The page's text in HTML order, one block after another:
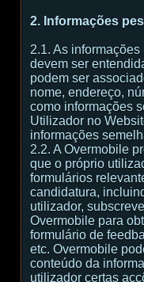
2. Informações
2.1. As
devem ser
podem ser
nome, endereço,
como informações
Utilizador no
informações
2.2. A Overmobile
que o próprio
formulários
candidatura,
utilizador,
Overmobile para
formulário de
etc. Overmobile
conteúdo da
utilizador certas